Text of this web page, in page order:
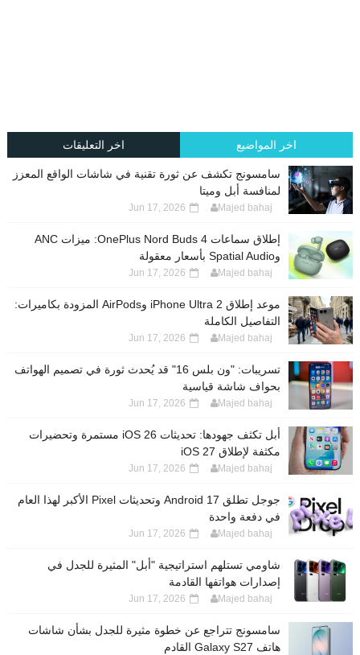
اخر المواضيع اخر التعليقات
سامسونج تكشف عن ثورة تقنية في شاشات الواقع المعزز
لمنافسة أبل وميتا
Majed bahaj
Jun 17, 2026
إطلاق سماعات OnePlus Nord Buds 4: ميزات ANC
وSpatial Audio بأسعار معقولة
Majed bahaj
Jun 17, 2026
موعد إطلاق iPhone Ultra 2 وAirPods المزودة بكاميرات:
التفاصيل الكاملة
Majed bahaj
Jun 17, 2026
تسريبات: "ون بلس 16" قد يُحدث ثورة في تصميم الهواتف
بحواف شاشة قياسية
Majed bahaj
Jun 17, 2026
أبل تكثف جهودها: تحديثات iOS 26 مستمرة وتحضيرات
مكثفة لإطلاق iOS 27
Majed bahaj
Jun 17, 2026
جوجل تطلق Android 17 وتحديثات Pixel الأكبر لهذا العام
في دفعة واحدة
Majed bahaj
Jun 17, 2026
شاومي تستلهم استراتيجية "أبل" المثيرة للجدل في
إصدارات هواتفها القادمة
Majed bahaj
Jun 17, 2026
سامسونج تتراجع عن خطوة مثيرة للجدل بشأن شاشات
هاتف Galaxy S27 القادم